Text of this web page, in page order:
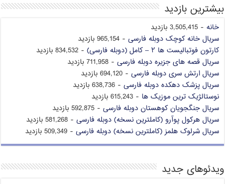
بیشترین بازدید
خانه - 3,505,415 بازدید
سریال خانه کوچک دوبله فارسی - 965,154 بازدید
کارتون فوتبالیست ها ۲ – کامل (دوبله فارسی)
- 834,532 بازدید
سریال قصه های جزیره دوبله فارسی - 711,958 بازدید
سریال ارتش سری دوبله فارسی - 694,120 بازدید
سریال پزشک دهکده دوبله فارسی - 638,736 بازدید
نوستالژیک ترین موزیک ها - 615,243 بازدید
سریال جنگجویان کوهستان دوبله فارسی - 592,875 بازدید
سریال هرکول پوآرو (کاملترین نسخه) دوبله فارسی - 581,268 بازدید
سریال شرلوک هلمز (کاملترین نسخه) دوبله فارسی - 509,349 بازدید
ویدئوهای جدید